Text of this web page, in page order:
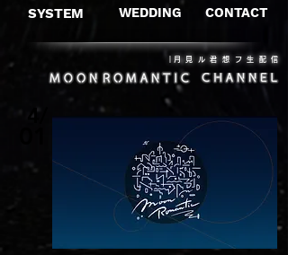
SYSTEM WEDDING CONTACT
​｜月見ル君想フ生配信
4/